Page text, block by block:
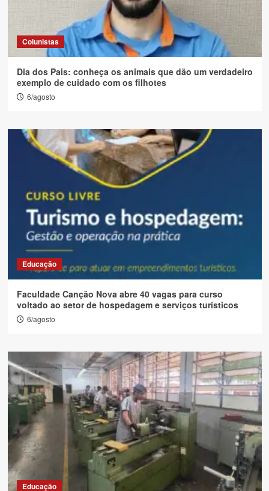
Colunistas
Dia dos Pais: conheça os animais que dão um verdadeiro
exemplo de cuidado com os filhotes
6/agosto
Educação
Faculdade Canção Nova abre 40 vagas para curso
voltado ao setor de hospedagem e serviços turísticos
6/agosto
Educação